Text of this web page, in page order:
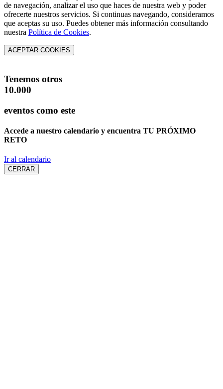
de navegación, analizar el uso que haces de nuestra web y poder
ofrecerte nuestros servicios. Si continuas navegando, consideramos
que aceptas su uso. Puedes obtener más información consultando
nuestra Política de Cookies.
ACEPTAR COOKIES
Tenemos otros
10.000
eventos como este
Accede a nuestro calendario y encuentra TU PRÓXIMO
RETO
Ir al calendario
CERRAR